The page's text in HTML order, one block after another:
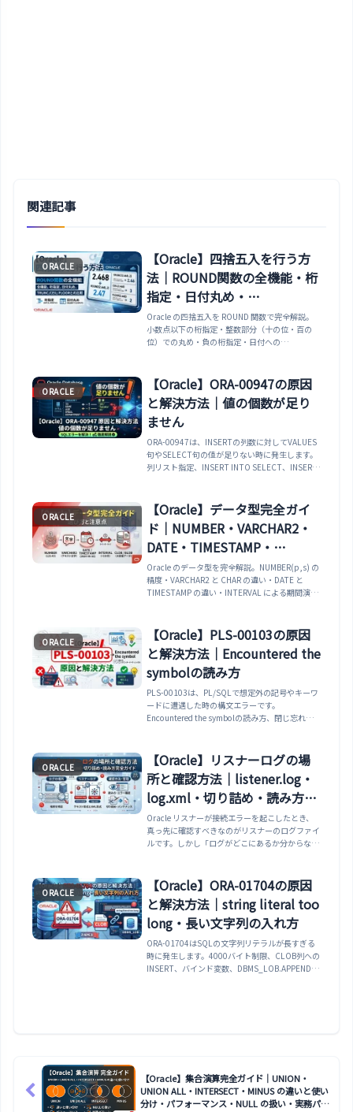
関連記事
ORACLE
【Oracle】四捨五入を行う方
法｜ROUND関数の全機能・桁
指定・日付丸め・
TRUNC/CEIL/FLOORとの比較
Oracle の四捨五入を ROUND 関数で完全解説。
小数点以下の桁指定・整数部分（十の位・百の
位）での丸め・負の桁指定・日付への
算での注意点まで、実務で使えるSQL例を豊富に
紹介します。
ORACLE
【Oracle】ORA-00947の原因
と解決方法｜値の個数が足り
ません
ORA-00947は、INSERTの列数に対してVALUES
句やSELECT句の値が足りない時に発生します。
列リスト指定、INSERT INTO SELECT、INSERT
ORACLE
【Oracle】データ型完全ガイ
ド｜NUMBER・VARCHAR2・
DATE・TIMESTAMP・
INTERVAL・CLOB・BLOB の
選び方と注意点
Oracle のデータ型を完全解説。NUMBER(p,s) の
精度・VARCHAR2 と CHAR の違い・DATE と
TIMESTAMP の違い・INTERVAL による期間演
あわせて解説します。
ORACLE
【Oracle】PLS-00103の原因
と解決方法｜Encountered the
symbolの読み方
PLS-00103は、PL/SQLで想定外の記号やキーワ
ードに遭遇した時の構文エラーです。
Encountered the symbolの読み方、閉じ忘れ、
ORACLE
【Oracle】リスナーログの場
所と確認方法｜listener.log・
log.xml・切り詰め・読み方完
全ガイド
Oracle リスナーが接続エラーを起こしたとき、
真っ先に確認すべきなのがリスナーのログファイ
ルです。しかし「ログがどこにあるか分からな
Oracle リスナ...
ORACLE
【Oracle】ORA-01704の原因
と解決方法｜string literal too
long・長い文字列の入れ方
ORA-01704はSQLの文字列リテラルが長すぎる
時に発生します。4000バイト制限、CLOB列への
INSERT、バインド変数、DBMS_LOB.APPEND、
【Oracle】集合演算完全ガイド｜UNION・
UNION ALL・INTERSECT・MINUS の違いと使い
分け・パフォーマンス・NULL の扱い・実務パタ